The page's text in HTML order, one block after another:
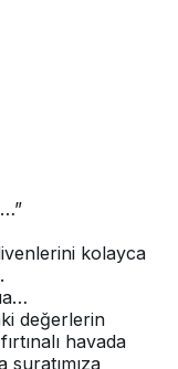
kolayca
değerlerin
havada
suratımıza